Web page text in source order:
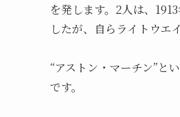
を発します。2人は、
したが、自らライトウエ
“アストン・マーチン”と
です。